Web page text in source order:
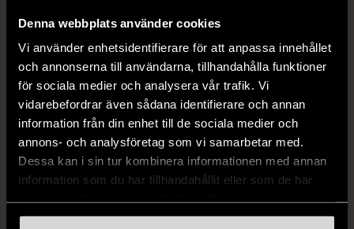
Denna webbplats använder cookies
Vi använder enhetsidentifierare för att anpassa innehållet
och annonserna till användarna, tillhandahålla funktioner
för sociala medier och analysera vår trafik. Vi
vidarebefordrar även sådana identifierare och annan
information från din enhet till de sociala medier och
annons- och analysföretag som vi samarbetar med.
Dessa kan i sin tur kombinera informationen med annan
information som du har tillhandahållit eller som de har
1/5
1/5